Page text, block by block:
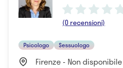
(0 recensioni)
Psicologo Sessuologo
Firenze - Non disponibile